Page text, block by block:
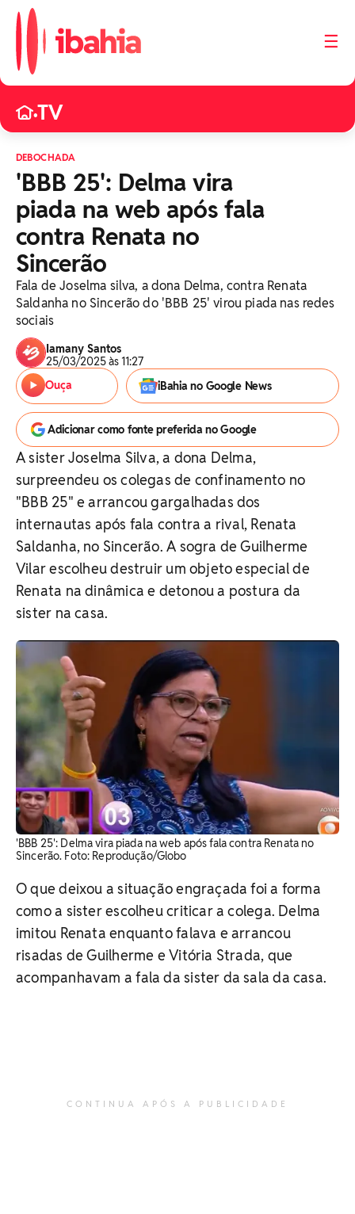
☰
•TV
DEBOCHADA
'BBB 25': Delma vira
piada na web após fala
contra Renata no
Sincerão
Fala de Joselma silva, a dona Delma, contra Renata
Saldanha no Sincerão do 'BBB 25' virou piada nas redes
sociais
Iamany Santos
25/03/2025 às 11:27
Ouça
iBahia no Google News
Adicionar como fonte preferida no Google
A sister Joselma Silva, a dona Delma,
surpreendeu os colegas de confinamento no
"BBB 25" e arrancou gargalhadas dos
internautas após fala contra a rival, Renata
Saldanha, no Sincerão. A sogra de Guilherme
Vilar escolheu destruir um objeto especial de
Renata na dinâmica e detonou a postura da
sister na casa.
'BBB 25': Delma vira piada na web após fala contra Renata no
Sincerão. Foto: Reprodução/Globo
O que deixou a situação engraçada foi a forma
como a sister escolheu criticar a colega. Delma
imitou Renata enquanto falava e arrancou
risadas de Guilherme e Vitória Strada, que
acompanhavam a fala da sister da sala da casa.
CONTINUA APÓS A PUBLICIDADE